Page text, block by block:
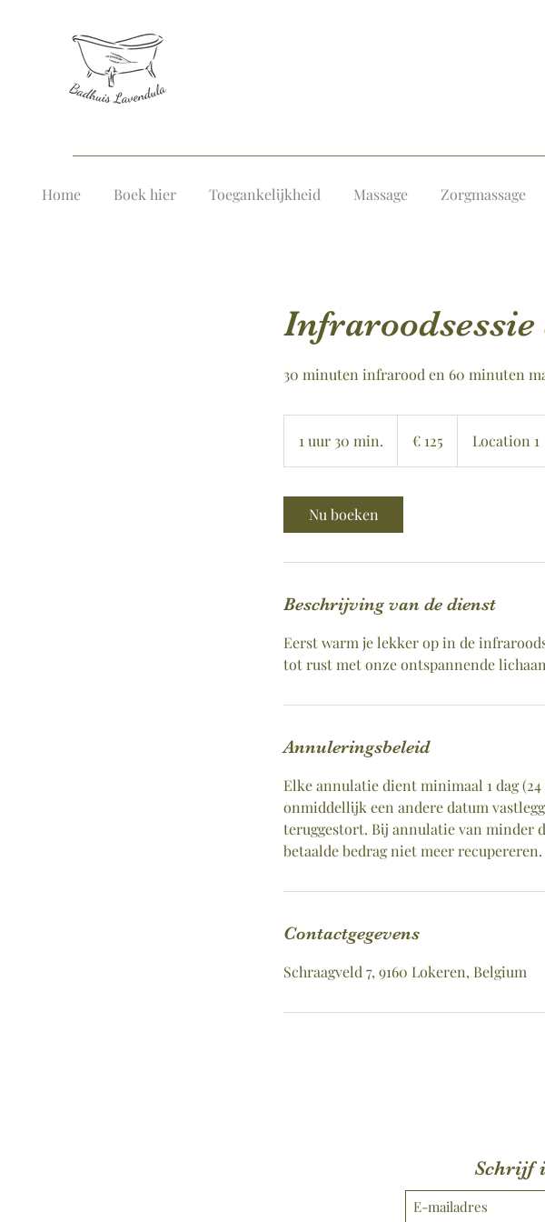
Home Boek hier Toegankelijkheid Massage Zorgmassage
Infraroodsessie
30 minuten infrarood en 60 minuten
1 uur 30 min.
u
€ 125 Location 1
Nu boeken
Beschrijving van de dienst
Eerst warm je lekker op in de
tot rust met onze ontspannende
Annuleringsbeleid
Elke annulatie dient minimaal 1 dag
onmiddellijk een andere datum
teruggestort. Bij annulatie van minder
betaalde bedrag niet meer recupereren.
Contactgegevens
Schraagveld 7, 9160 Lokeren, Belgium
Schrijf